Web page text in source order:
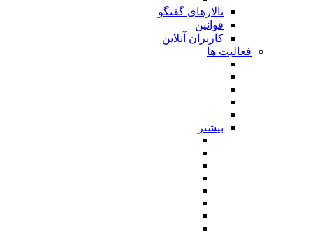
تالارهای گفتگو
قوانین
کاربران آنلاین
فعالیت ها
بیشتر